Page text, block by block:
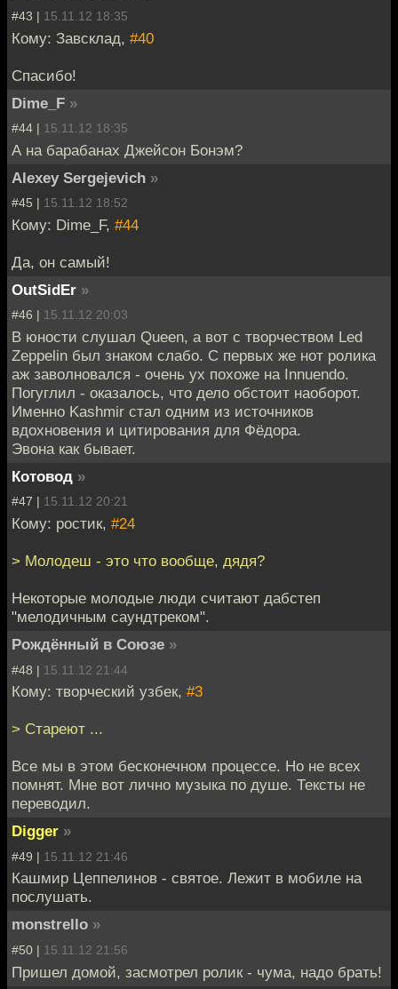
#43 | 15.11.12 18:35
Кому: Завсклад, #40
Спасибо!
Dime_F »
#44 | 15.11.12 18:35
А на барабанах Джейсон Бонэм?
Alexey Sergejevich »
#45 | 15.11.12 18:52
Кому: Dime_F, #44
Да, он самый!
OutSidEr »
#46 | 15.11.12 20:03
В юности слушал Queen, а вот с творчеством Led
Zeppelin был знаком слабо. С первых же нот ролика
аж заволновался - очень ух похоже на Innuendo.
Погуглил - оказалось, что дело обстоит наоборот.
Именно Kashmir стал одним из источников
вдохновения и цитирования для Фёдора.
Эвона как бывает.
Котовод »
#47 | 15.11.12 20:21
Кому: ростик, #24
> Молодеш - это что вообще, дядя?
Некоторые молодые люди считают дабстеп
"мелодичным саундтреком".
Рождённый в Союзе »
#48 | 15.11.12 21:44
Кому: творческий узбек, #3
> Стареют ...
Все мы в этом бесконечном процессе. Но не всех
помнят. Мне вот лично музыка по душе. Тексты не
переводил.
Digger »
#49 | 15.11.12 21:46
Кашмир Цеппелинов - святое. Лежит в мобиле на
послушать.
monstrello »
#50 | 15.11.12 21:56
Пришел домой, засмотрел ролик - чума, надо брать!